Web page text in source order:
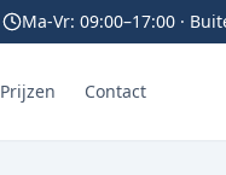
Ma-Vr: 09:00–17:00 ·
Prijzen Contact